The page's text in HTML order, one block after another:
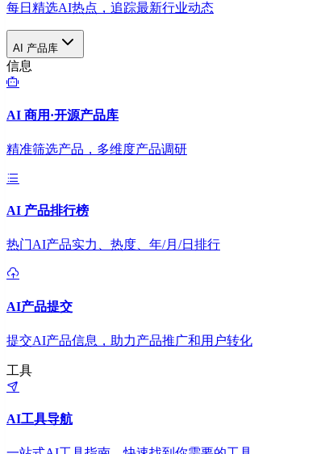
每日精选AI热点，追踪最新行业动态
AI 产品库
信息
AI 商用·开源产品库
精准筛选产品，多维度产品调研
AI 产品排行榜
热门AI产品实力、热度、年/月/日排行
AI产品提交
提交AI产品信息，助力产品推广和用户转化
工具
AI工具导航